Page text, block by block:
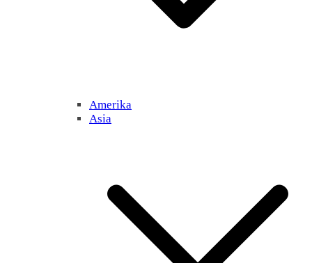
Amerika
Asia